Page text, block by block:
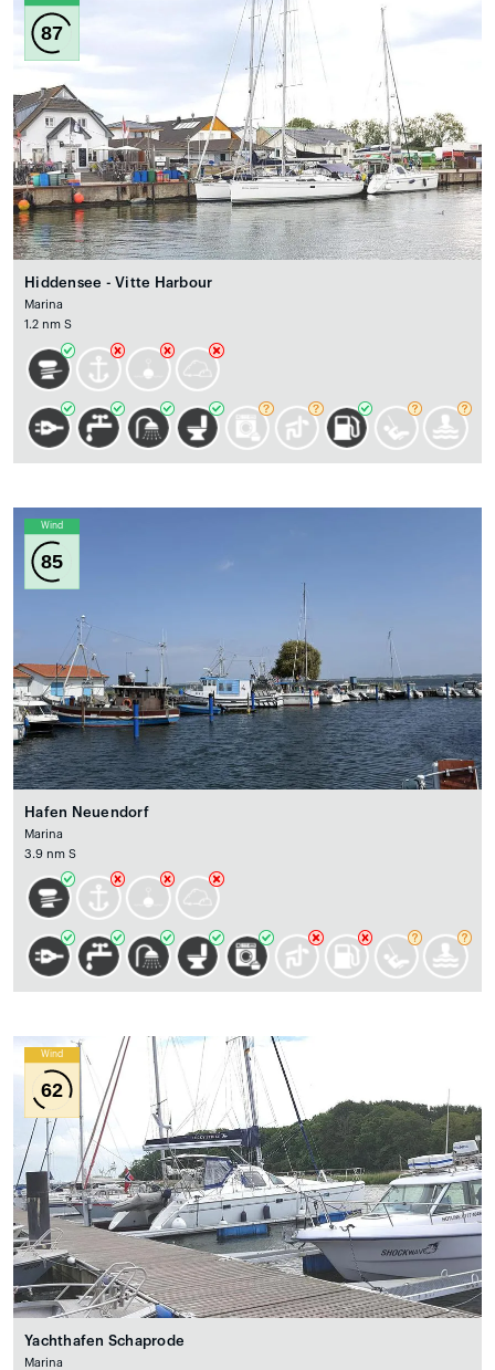
87
Hiddensee - Vitte Harbour
Marina
1.2 nm S
Wind
85
Hafen Neuendorf
Marina
3.9 nm S
Wind
62
Yachthafen Schaprode
Marina